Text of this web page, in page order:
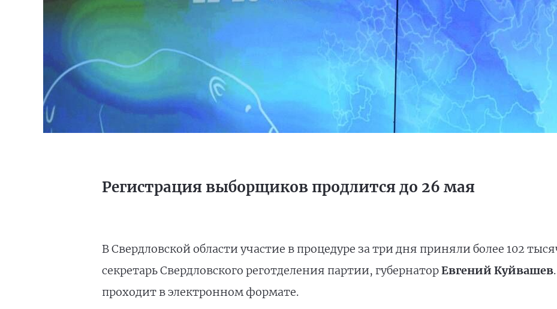
Регистрация выборщиков продлится до 26 мая
В Свердловской области участие в процедуре за три дня приняли более 102
секретарь Свердловского реготделения партии, губернаторЕвгений Куйвашев
проходит в электронном формате.